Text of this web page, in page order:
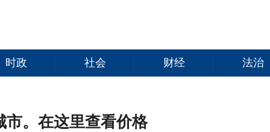
时政 社会 财经 法治
市。在这里查看价格